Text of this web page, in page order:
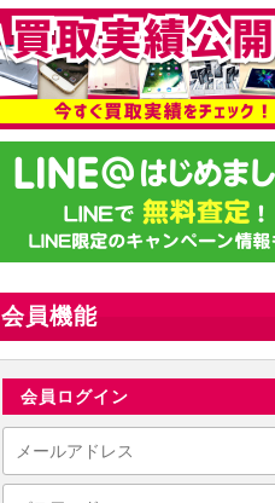
会員機能
会員ログイン